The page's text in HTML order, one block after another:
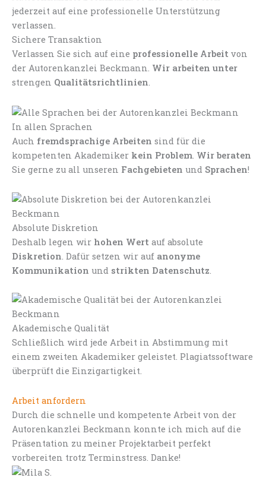
Sichere Transaktion
Verlassen Sie sich auf eine professionelle Arbeit von
der Autorenkanzlei Beckmann. Wir arbeiten unter
strengen Qualitätsrichtlinien.
In allen Sprachen
Auch fremdsprachige Arbeiten sind für die
kompetenten Akademiker kein Problem. Wir beraten
Sie gerne zu all unseren Fachgebieten und Sprachen!
Absolute Diskretion
Deshalb legen wir hohen Wert auf absolute
Diskretion . Dafür setzen wir auf anonyme
Kommunikation und strikten Datenschutz
Akademische Qualität
Schließlich wird jede Arbeit in Abstimmung mit
einem zweiten Akademiker geleistet. Plagiatssoftware
überprüft die Einzigartigkeit.
Arbeit anfordern
Durch die schnelle und kompetente Arbeit von der
Autorenkanzlei Beckmann konnte ich mich auf die
Präsentation zu meiner Projektarbeit perfekt
vorbereiten trotz Terminstress. Danke!